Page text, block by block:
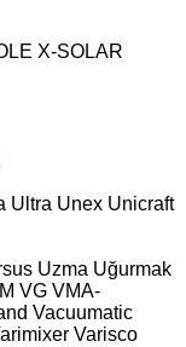
X-SOLAR
Ultra Unex Unicraft
Uzma Uğurmak
VG VMA-
Vacuumatic
Varisco